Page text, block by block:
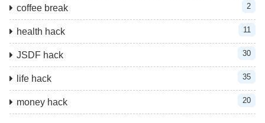
coffee break 2
health hack 11
JSDF hack 30
life hack 35
money hack 20